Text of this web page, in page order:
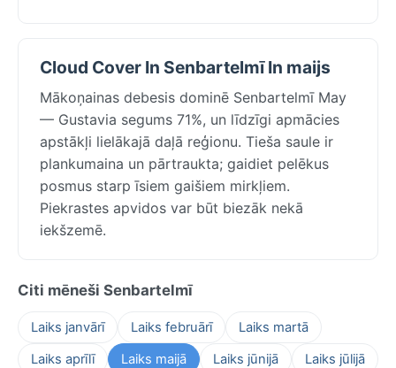
Cloud Cover In Senbartelmī In maijs
Mākoņainas debesis dominē Senbartelmī May
— Gustavia segums 71%, un līdzīgi apmācies
apstākļi lielākajā daļā reģionu. Tieša saule ir
plankumaina un pārtraukta; gaidiet pelēkus
posmus starp īsiem gaišiem mirkļiem.
Piekrastes apvidos var būt biezāk nekā
iekšzemē.
Citi mēneši Senbartelmī
Laiks janvārī Laiks februārī
Laiks martā
Laiks aprīlī
Laiks maijā Laiks jūnijā Laiks jūlijā